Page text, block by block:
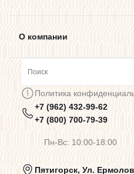
О компании
Предупреждения о
Политика
Политика
+7 (962) 432-99-62
+7 (800) 700-79-39
Пн-Вс: 10:00-18:00
Пятигорск, Ул.